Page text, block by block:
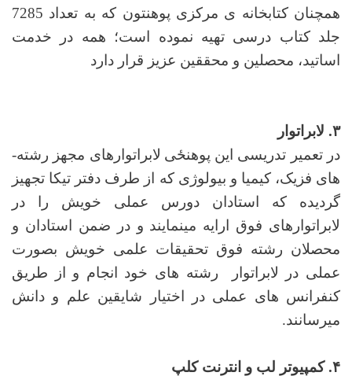
همچنان کتابخانه­ ی مرکزی پوهنتون که به تعداد 7285
جلد کتاب درسی تهیه نموده است؛ همه در خدمت
اساتید، محصلین و محققین عزیز قرار دارد
۳. لابراتوار
در تعمیر تدریسی این پوهنځیلابراتوارهای مجهز رشته­
های فزیک، کیمیا و بیولوژی که از طرف دفتر تیکا تجهیز
گردیده که استادان دورس عملی خویش را در
لابراتوارهای فوق ارایه می­نمایند و در ضمن استادان و
محصلان رشته فوق تحقیقات علمی خویش بصورت
عملی در لابراتوار رشته­ های خود انجام و از طریق
کنفرانس های عملی در اختیار شایقین علم و دانش
میرسانند.
۴. کمپیوتر لب و انترنت کلپ